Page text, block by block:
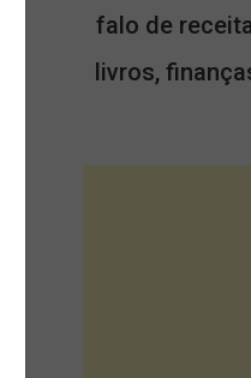
falo de
livros,